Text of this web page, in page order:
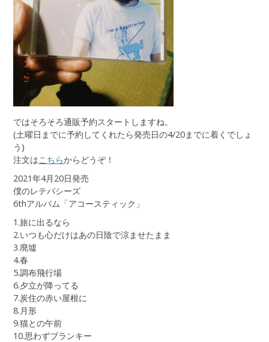
ではそろそろ通販予約スタートしますね。
(土曜日までに予約してくれたら発売日の4/20までに着くでしょ
う)
注文はこちらからどうぞ！
2021年4月20日発売
僕のレテパシーズ
6thアルバム「アコースティック」
1.旅に出るなら
2.いつも心だけはあの日陰で涼ませたまま
3.廃墟
4.春
5.調布飛行場
6.夕立が降ってる
7.炭住の赤い屋根に
8.月形
9.猫との午前
10.思わずブランキー